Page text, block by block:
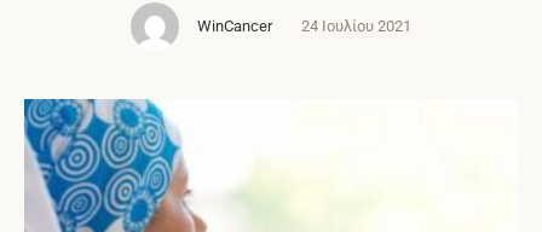
δύο λανθασμένες διαγνώσεις (αλλεργιών και οξείας
παλινδρόμησης ), τελικά έκανα ακτινογραφία θώρακος και
έδειξε όγκους στον αριστερό πνεύμονα που ήταν …
WinCancer 24 Ιουλίου 2021